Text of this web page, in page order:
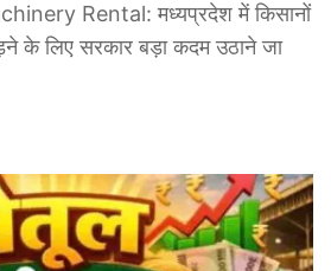
Rental: मध्यप्रदेश में किसानों
के लिए सरकार बड़ा कदम उठाने जा